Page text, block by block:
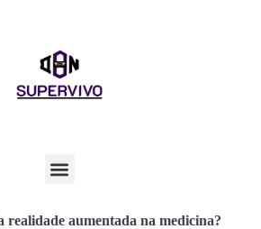
realidade aumentada na medicina?